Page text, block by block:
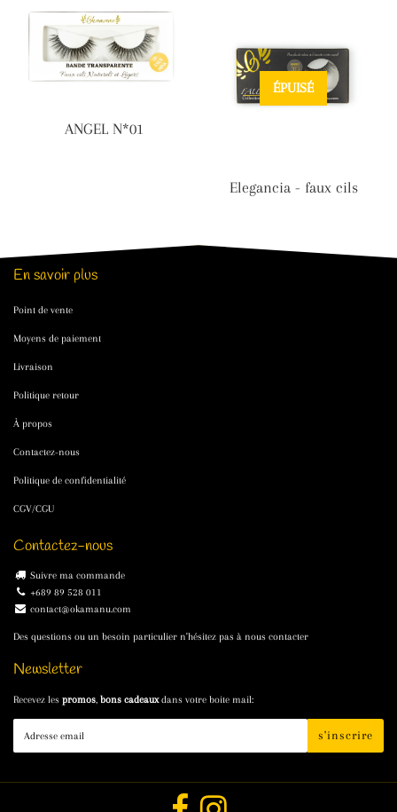
ANGEL N*01
ÉPUISÉ
Elegancia - faux cils
En savoir plus
Point de vente
Moyens de paiement
Livraison
Politique retour
À propos
Contactez-nous
Politique de confidentialité
CGV/CGU
Contactez-nous
Suivre ma commande
+689 89 528 011
contact@okamanu.com
Des questions ou un besoin particulier n'hésitez pas à nous contacter
Newsletter
Recevez les promos, bons cadeauxdans votre boite mail:
s'inscrire